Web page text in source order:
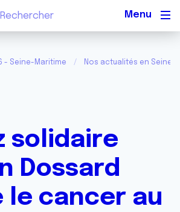
- Seine-Maritime Nos actualités en Seine-
solidaire
Dossard
cancer au